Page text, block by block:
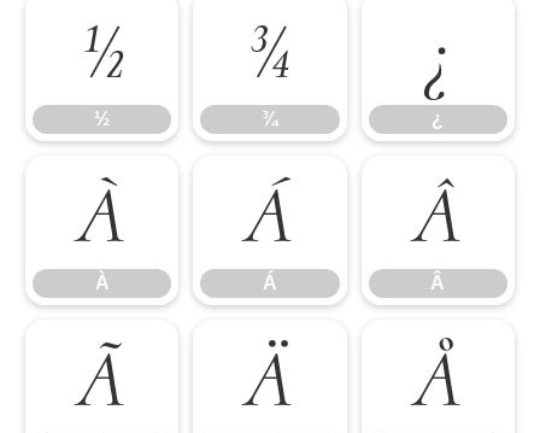
½
½
¾
¾
¿
¿
À
À
Á
Á
Â
Â
Ã Ä Å